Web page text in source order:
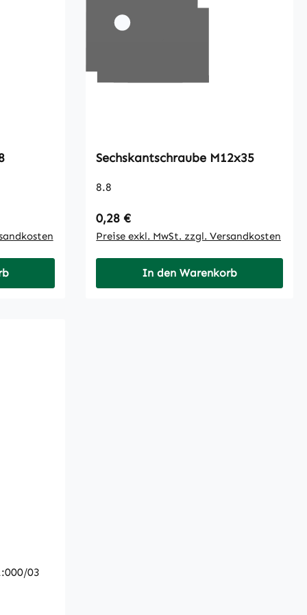
8 Sechskantschraube M12x35
8.8
Regulärer Preis:
0,28 €
Preise exkl. MwSt. zzgl. Versandkosten
In den Warenkorb
03